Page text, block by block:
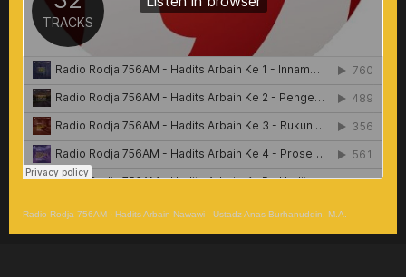
Radio Rodja 756AM · Hadits Arbain Nawawi - Ustadz Anas Burhanuddin, M.A.